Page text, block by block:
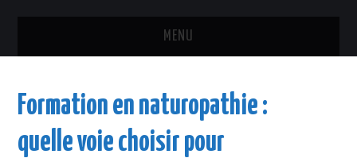
MENU
LOISIR
Formation en naturopathie :
quelle voie choisir pour